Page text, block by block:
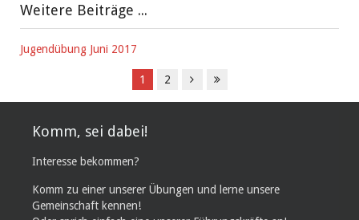
Weitere Beiträge ...
Jugendübung Juni 2017
1 2
Komm, sei dabei!
Interesse bekommen?
Komm zu einer unserer Übungen und lerne unsere
Gemeinschaft kennen!